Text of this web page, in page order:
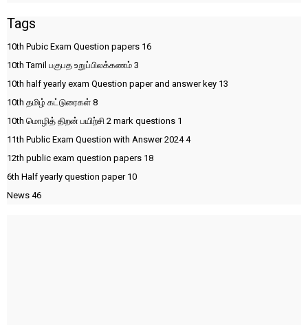
Tags
10th Pubic Exam Question papers 16
10th Tamil பகுபத உறுப்பிலக்கணம் 3
10th half yearly exam Question paper and answer key 13
10th தமிழ் கட்டுரைகள் 8
10th மொழித் திறன் பயிற்சி 2 mark questions 1
11th Public Exam Question with Answer 20244
12th public exam question papers 18
6th Half yearly question paper 10
News 46